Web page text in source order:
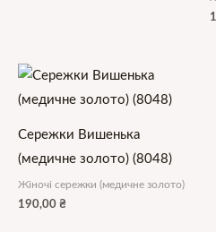
Сережки Вишенька
(медичне золото) (8048)
Жіночі сережки (медичне золото)
190,00 ₴